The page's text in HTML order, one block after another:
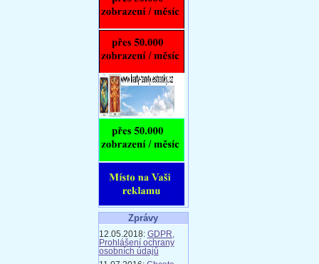
Zprávy
12.05.2018: GDPR,
Prohlášení ochrany
osobních údajů